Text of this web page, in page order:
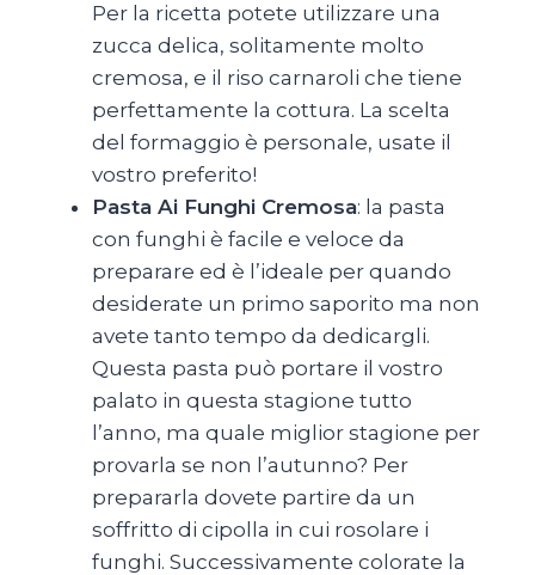
Per la ricetta potete utilizzare una
zucca delica, solitamente molto
cremosa, e il riso carnaroli che tiene
perfettamente la cottura. La scelta
del formaggio è personale, usate il
vostro preferito!
Pasta Ai Funghi Cremosa: la pasta
con funghi è facile e veloce da
preparare ed è l’ideale per quando
desiderate un primo saporito ma non
avete tanto tempo da dedicargli.
Questa pasta può portare il vostro
palato in questa stagione tutto
l’anno, ma quale miglior stagione per
provarla se non l’autunno? Per
prepararla dovete partire da un
soffritto di cipolla in cui rosolare i
funghi. Successivamente colorate la